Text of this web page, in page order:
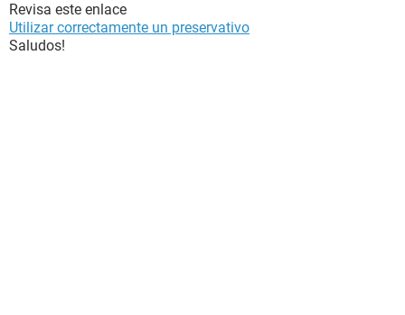
Revisa este enlace
Utilizar correctamente un preservativo
Saludos!